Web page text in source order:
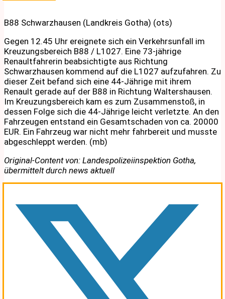
B88 Schwarzhausen (Landkreis Gotha) (ots)
Gegen 12.45 Uhr ereignete sich ein Verkehrsunfall im
Kreuzungsbereich B88 / L1027. Eine 73-jährige
Renaultfahrerin beabsichtigte aus Richtung
Schwarzhausen kommend auf die L1027 aufzufahren. Zu
dieser Zeit befand sich eine 44-Jährige mit ihrem
Renault gerade auf der B88 in Richtung Waltershausen.
Im Kreuzungsbereich kam es zum Zusammenstoß, in
dessen Folge sich die 44-Jährige leicht verletzte. An den
Fahrzeugen entstand ein Gesamtschaden von ca. 20000
EUR. Ein Fahrzeug war nicht mehr fahrbereit und musste
abgeschleppt werden. (mb)
Original-Content von: Landespolizeiinspektion Gotha,
übermittelt durch news aktuell